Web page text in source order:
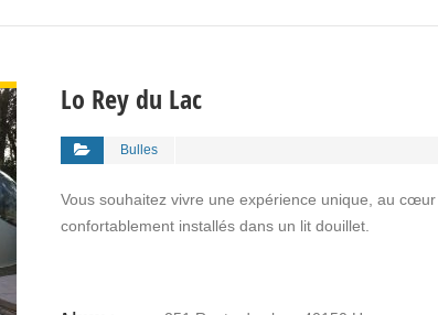
Lo Rey du Lac
Bulles
Vous souhaitez vivre une expérience unique, au
confortablement installés dans un lit douillet.